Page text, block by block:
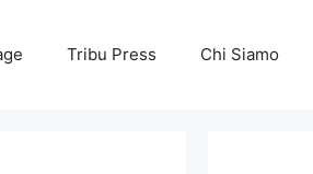
Tribu Press Chi Siamo